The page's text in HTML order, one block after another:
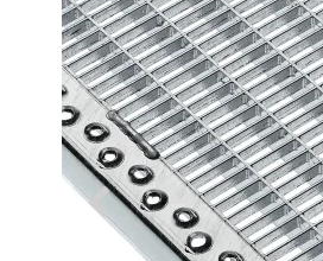
Festebeslag - Standardrister
Fastgørelse - Trinn
Beslag - Fibergitter
Festebeslag - Opptrekksrister
Se alle